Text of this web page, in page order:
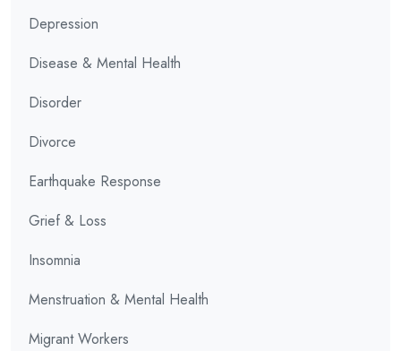
Depression
Disease & Mental Health
Disorder
Divorce
Earthquake Response
Grief & Loss
Insomnia
Menstruation & Mental Health
Migrant Workers